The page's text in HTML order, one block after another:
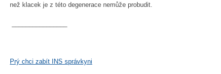
než klacek je z této degenerace nemůže probudit.
Prý chci zabít INS správkyni